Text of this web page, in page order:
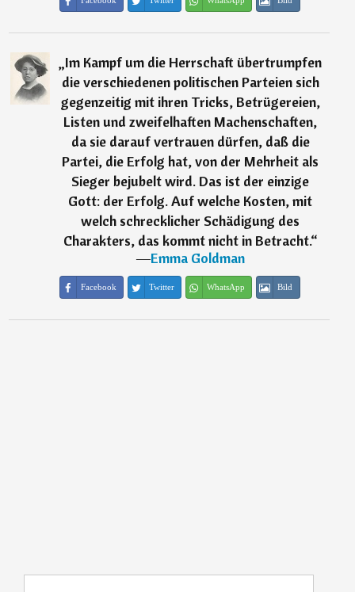
„Im Kampf um die Herrschaft übertrumpfen
die verschiedenen politischen Parteien sich
gegenzeitig mit ihren Tricks, Betrügereien,
Listen und zweifelhaften Machenschaften,
da sie darauf vertrauen dürfen, daß die
Partei, die Erfolg hat, von der Mehrheit als
Sieger bejubelt wird. Das ist der einzige
Gott: der Erfolg. Auf welche Kosten, mit
welch schrecklicher Schädigung des
Charakters, das kommt nicht in Betracht.“
―Emma Goldman
Facebook Twitter WhatsApp Bild